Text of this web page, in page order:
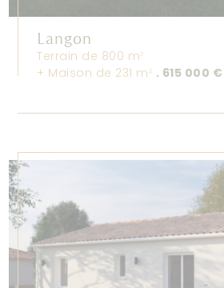
Langon
Terrain de 800 m2
+ Maison de 231 m2 . 615 000 €